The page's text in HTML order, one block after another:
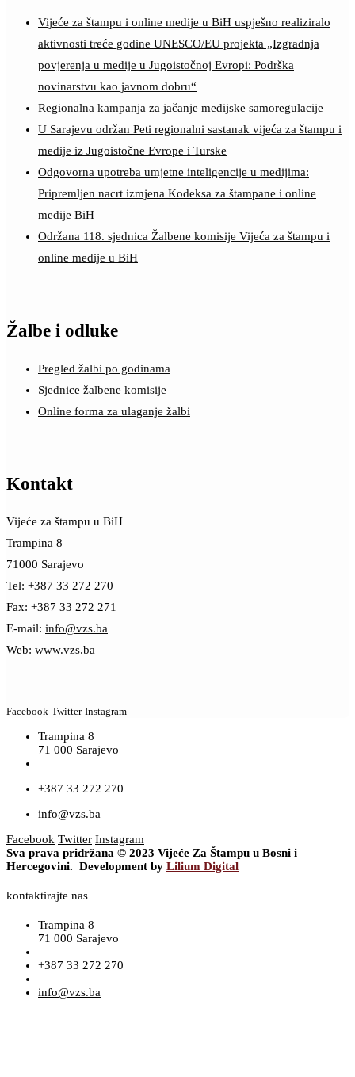
Vijeće za štampu i online medije u BiH uspješno realiziralo
aktivnosti treće godine UNESCO/EU projekta „Izgradnja
povjerenja u medije u Jugoistočnoj Evropi: Podrška
novinarstvu kao javnom dobru“
Regionalna kampanja za jačanje medijske samoregulacije
U Sarajevu održan Peti regionalni sastanak vijeća za štampu i
medije iz Jugoistočne Evrope i Turske
Odgovorna upotreba umjetne inteligencije u medijima:
Pripremljen nacrt izmjena Kodeksa za štampane i online
medije BiH
Održana 118. sjednica Žalbene komisije Vijeća za štampu i
online medije u BiH
Žalbe i odluke
Pregled žalbi po godinama
Sjednice žalbene komisije
Online forma za ulaganje žalbi
Kontakt
Vijeće za štampu u BiH
Trampina 8
71000 Sarajevo
Tel: +387 33 272 270
Fax: +387 33 272 271
E-mail: info@vzs.ba
Web: www.vzs.ba
Facebook Twitter Instagram
Trampina 8
71 000 Sarajevo
+387 33 272 270
info@vzs.ba
Facebook Twitter Instagram
Sva prava pridržana © 2023 Vijeće Za Štampu u Bosni i
Hercegovini. Development by Lilium Digital
kontaktirajte nas
Trampina 8
71 000 Sarajevo
+387 33 272 270
info@vzs.ba